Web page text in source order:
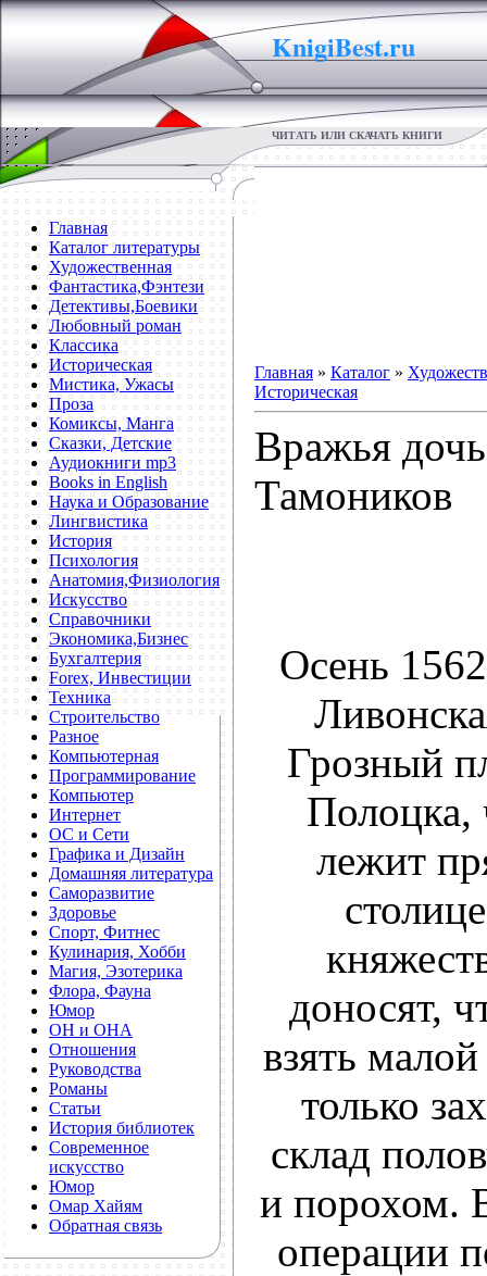
KnigiBest.ru
ЧИТАТЬ ИЛИ СКАЧАТЬ КНИГИ
Главная
Каталог литературы
Художественная
Фантастика,Фэнтези
Детективы,Боевики
Любовный роман
Классика
Историческая
Мистика, Ужасы
Проза
Комиксы, Манга
Сказки, Детские
Аудиокниги mp3
Books in English
Наука и Образование
Лингвистика
История
Психология
Анатомия,Физиология
Искусство
Справочники
Экономика,Бизнес
Бухгалтерия
Forex, Инвестиции
Техника
Строительство
Разное
Компьютерная
Программирование
Компьютер
Интернет
ОС и Сети
Графика и Дизайн
Домашняя литература
Саморазвитие
Здоровье
Спорт, Фитнес
Кулинария, Хобби
Магия, Эзотерика
Флора, Фауна
Юмор
ОН и ОНА
Отношения
Руководства
Романы
Статьи
История библиотек
Современное
искусство
Юмор
Омар Хайям
Обратная связь
Главная » Каталог »
Историческая
Вражья
Тамоников
Осень
Грозный
Полоцка,
лежит
доносят,
взять
только
склад
и порохом.
операции